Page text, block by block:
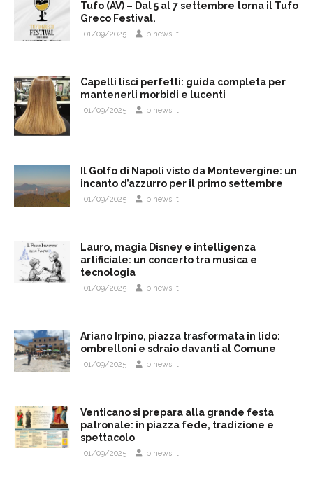
Tufo (AV) – Dal 5 al 7 settembre torna il Tufo
Greco Festival.
01/09/2025 binews.it
Capelli lisci perfetti: guida completa per
mantenerli morbidi e lucenti
01/09/2025 binews.it
Il Golfo di Napoli visto da Montevergine: un
incanto d’azzurro per il primo settembre
01/09/2025 binews.it
Lauro, magia Disney e intelligenza
artificiale: un concerto tra musica e
tecnologia
01/09/2025 binews.it
Ariano Irpino, piazza trasformata in lido:
ombrelloni e sdraio davanti al Comune
01/09/2025 binews.it
Venticano si prepara alla grande festa
patronale: in piazza fede, tradizione e
spettacolo
01/09/2025 binews.it